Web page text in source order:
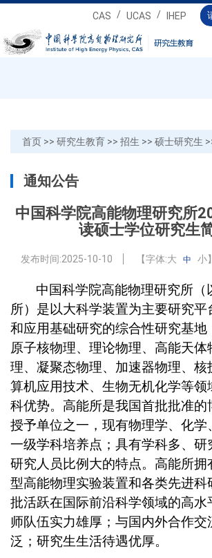
CAS / UCAS / IHEP
首页 >> 研究生教育 >> 招生 >> 硕士研究生
通知公告
中国科学院高能物理研究所
读硕士学位研究生
发布时间:2025-10-10 【字体:大 中 小】
中国科学院高能物理研究所（
所）是以大科学装置为主要研究平
和应用基础研究的综合性研究基地
原子核物理、理论物理、高能天体
理、凝聚态物理、加速器物理、核
算机应用技术、生物无机化学等领
科优势。高能所是我国首批批准的
授予单位之一，现有物理学、化学
一级学科培养点；具有学科多、研
研究人员比例大的特点。高能所拥
型高能物理实验装置和各类先进科
批活跃在国际前沿科学领域的高水
师队伍实力雄厚；与国内外合作
泛；研究生生活待遇优厚。